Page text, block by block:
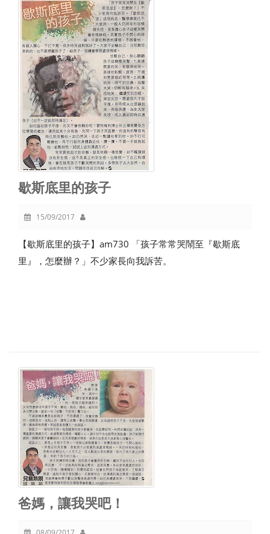
歇斯底里的孩子
15/09/2017
【歇斯底里的孩子】am730 「孩子常常哭鬧至『歇斯底
里』，怎麼辦？」不少家長向我訴苦。
爸媽，讓我哭吧！